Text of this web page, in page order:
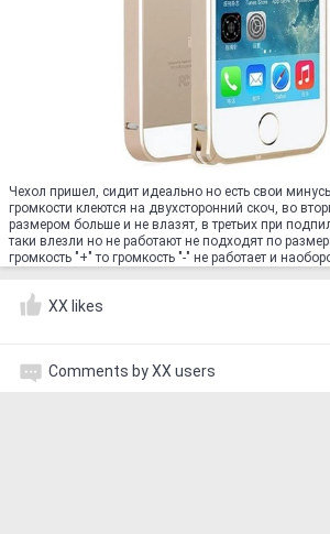
Чехол пришел, сидит идеально но есть свои
громкости клеются на двухсторонний скоч, во
размером больше и не влазят, в третьих при
таки влезли но не работают не подходят по
громкость "+" то громкость "-" не работает и
XX likes
Comments by XX users